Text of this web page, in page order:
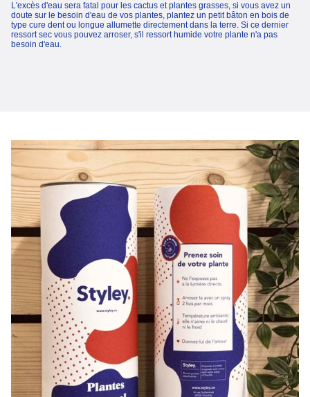
L'excès d'eau sera fatal pour les cactus et plantes grasses, si vous avez un
doute sur le besoin d'eau de vos plantes, plantez un petit bâton en bois de
type cure dent ou longue allumette directement dans la terre. Si ce dernier
ressort sec vous pouvez arroser, s'il ressort humide votre plante n'a pas
besoin d'eau.